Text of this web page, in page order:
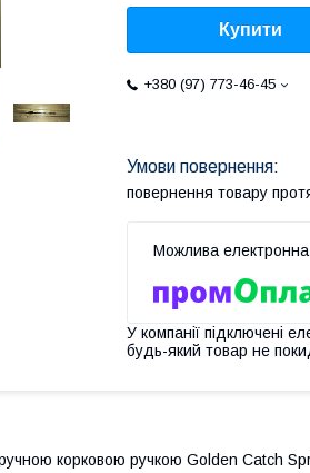
Купити
+380 (97) 773-46-45
повернення товару
У компанії підключені
будь-який товар не
зручною корковою ручкою Golden Catch